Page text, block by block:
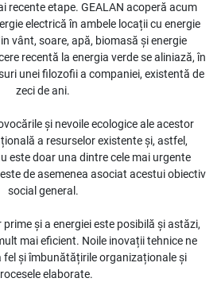
recente etape. GEALAN acoperă acum
electrică în ambele locații cu energie
vânt, soare, apă, biomasă și energie
recentă la energia verde se aliniază, în
unei filozofii a companiei, existentă de
zeci de ani.
și nevoile ecologice ale acestor
a resurselor existente și, astfel,
este doar una dintre cele mai urgente
de asemenea asociat acestui obiectiv
social general.
și a energiei este posibilă și astăzi,
mai eficient. Noile inovații tehnice ne
și îmbunătățirile organizaționale și
elaborate.